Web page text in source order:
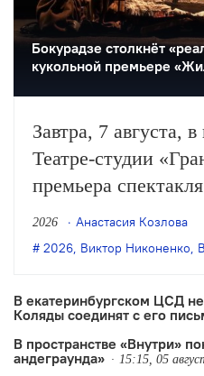
Бокурадзе столкнëт
кукольной премьере
Завтра, 7 августа,
Театре-студии
премьера
«Жили-были» по
Бирюкова.
2026
Анастасия Козлова
2026 Виктор Никоненко
В екатеринбургском ЦСД
Коляды соединят с его
В пространстве «Внутри»
андеграунда»
15:15, 05